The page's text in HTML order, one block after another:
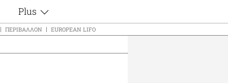
Plus
Θέματα
Videos
ΠΕΡΙΒΆΛΛΟΝ EUROPEAN LIFO